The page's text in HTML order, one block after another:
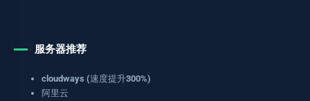
服务器推荐
cloudways (速度提升300%)
阿里云